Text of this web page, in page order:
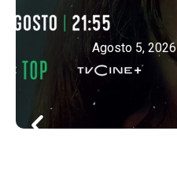
Agosto 5, 2026